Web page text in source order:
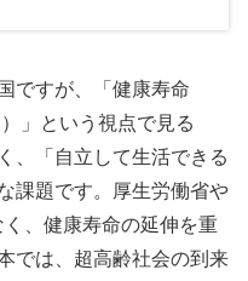
ですが、「健康寿命
」という視点で見る
、「自立して生活できる
課題です。厚生労働省や
、健康寿命の延伸を重
では、超高齢社会の到来